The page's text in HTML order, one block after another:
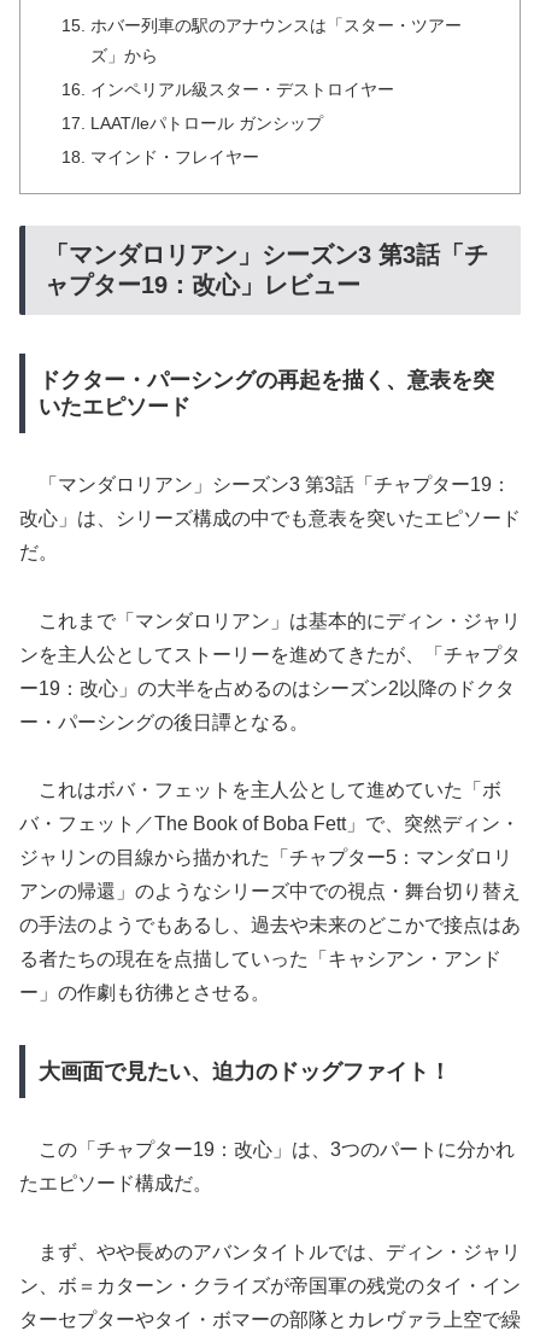
ホバー列車の駅のアナウンスは「スター・ツアー
ズ」から
インペリアル級スター・デストロイヤー
LAAT/leパトロール ガンシップ
マインド・フレイヤー
「マンダロリアン」シーズン3 第3話「チ
ャプター19：改心」レビュー
ドクター・パーシングの再起を描く、意表を突
いたエピソード
「マンダロリアン」シーズン3 第3話「チャプター19：
改心」は、シリーズ構成の中でも意表を突いたエピソード
だ。
これまで「マンダロリアン」は基本的にディン・ジャリ
ンを主人公としてストーリーを進めてきたが、「チャプタ
ー19：改心」の大半を占めるのはシーズン2以降のドクタ
ー・パーシングの後日譚となる。
これはボバ・フェットを主人公として進めていた「ボ
バ・フェット／The Book of Boba Fett」で、突然ディン・
ジャリンの目線から描かれた「チャプター5：マンダロリ
アンの帰還」のようなシリーズ中での視点・舞台切り替え
の手法のようでもあるし、過去や未来のどこかで接点はあ
る者たちの現在を点描していった「キャシアン・アンド
ー」の作劇も彷彿とさせる。
大画面で見たい、迫力のドッグファイト！
この「チャプター19：改心」は、3つのパートに分かれ
たエピソード構成だ。
まず、やや長めのアバンタイトルでは、ディン・ジャリ
ン、ボ＝カターン・クライズが帝国軍の残党のタイ・イン
ターセプターやタイ・ボマーの部隊とカレヴァラ上空で繰